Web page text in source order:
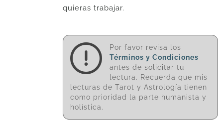
quieras trabajar.
Por favor revisa los
Términos y Condiciones
antes de solicitar tu
lectura. Recuerda que mis
lecturas de Tarot y Astrología tienen
como prioridad la parte humanista y
holística.